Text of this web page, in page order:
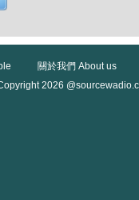
關於我們 About us
2026